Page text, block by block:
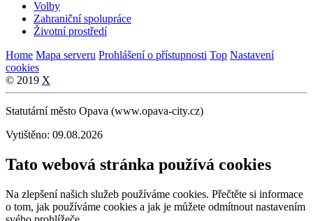
Volby
Zahraniční spolupráce
Životní prostředí
Home Mapa serveru Prohlášení o přístupnosti Top Nastavení
cookies
© 2019 X
Statutární město Opava (www.opava-city.cz)
Vytištěno: 09.08.2026
Tato webová stránka používá cookies
Na zlepšení našich služeb používáme cookies. Přečtěte si informace
o tom, jak používáme cookies a jak je můžete odmítnout nastavením